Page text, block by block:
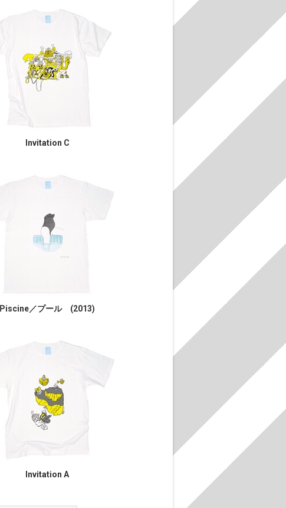
Invitation C
Piscine／プール (2013)
Invitation A